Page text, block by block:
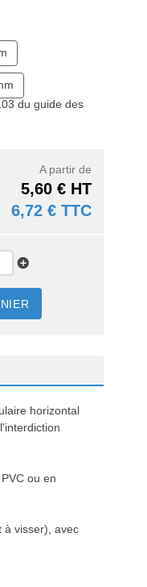
du guide des
A partir de
5,60 € HT
6,72 € TTC
horizontal
ou en
à visser), avec